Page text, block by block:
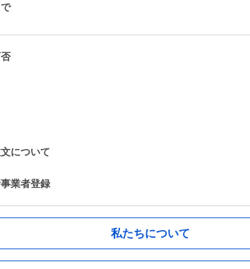
について
業者登録
私たちについて